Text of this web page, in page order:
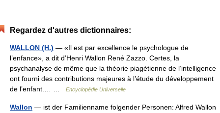
Regardez d'autres dictionnaires:
WALLON (H.) — «Il est par excellence le psychologue de
l’enfance», a dit d’Henri Wallon René Zazzo. Certes, la
psychanalyse de même que la théorie piagétienne de l’intelligence
ont fourni des contributions majeures à l’étude du développement
de l’enfant.… …
Encyclopédie Universelle
Wallon — ist der Familienname folgender Personen: Alfred Wallon